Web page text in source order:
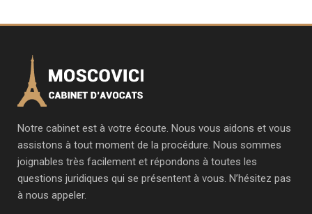
Notre cabinet est à votre écoute. Nous vous aidons et vous
assistons à tout moment de la procédure. Nous sommes
joignables très facilement et répondons à toutes les
questions juridiques qui se présentent à vous. N’hésitez pas
à nous appeler.